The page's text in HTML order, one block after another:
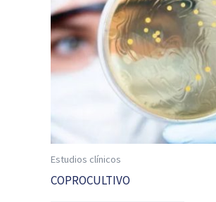
Estudios clínicos
COPROCULTIVO